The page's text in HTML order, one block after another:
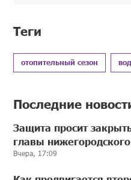
Теги
отопительный сезон
Последние
Защита просит
главы
Вчера, 17:09